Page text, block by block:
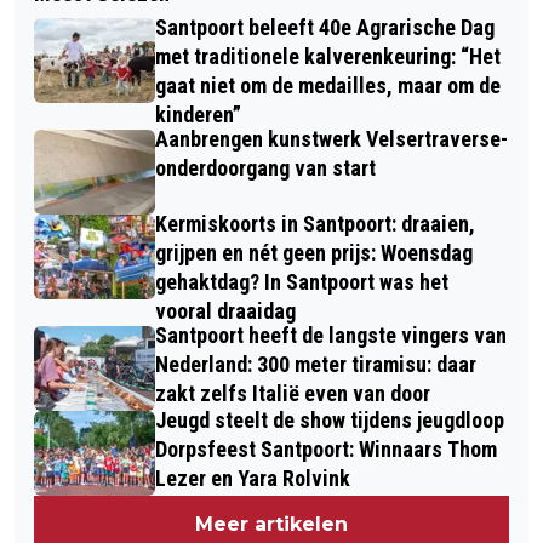
WERELDPREMIÈRE VAN DE BAVO
CANTATE IN DE GROTE KERK
ZOMAAR EEN HALF JAAR LANGER!
Santpoort beleeft 40e Agrarische Dag
met traditionele kalverenkeuring: “Het
gaat niet om de medailles, maar om de
kinderen”
Aanbrengen kunstwerk Velsertraverse-
onderdoorgang van start
Kermiskoorts in Santpoort: draaien,
grijpen en nét geen prijs: Woensdag
gehaktdag? In Santpoort was het
vooral draaidag
Santpoort heeft de langste vingers van
Nederland: 300 meter tiramisu: daar
zakt zelfs Italië even van door
Jeugd steelt de show tijdens jeugdloop
Dorpsfeest Santpoort: Winnaars Thom
Lezer en Yara Rolvink
Meer artikelen